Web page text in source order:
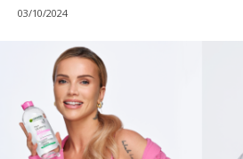
03/10/2024